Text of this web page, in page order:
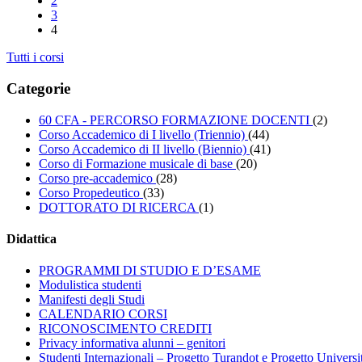
3
4
Tutti i corsi
Categorie
60 CFA - PERCORSO FORMAZIONE DOCENTI (2)
Corso Accademico di I livello (Triennio) (44)
Corso Accademico di II livello (Biennio) (41)
Corso di Formazione musicale di base (20)
Corso pre-accademico (28)
Corso Propedeutico (33)
DOTTORATO DI RICERCA (1)
Didattica
PROGRAMMI DI STUDIO E D’ESAME
Modulistica studenti
Manifesti degli Studi
CALENDARIO CORSI
RICONOSCIMENTO CREDITI
Privacy informativa alunni – genitori
Studenti Internazionali – Progetto Turandot e Progetto